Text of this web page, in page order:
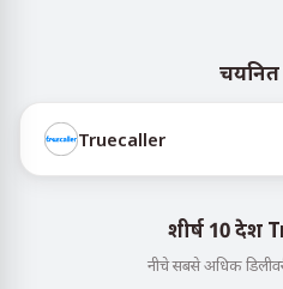
चयनित
Truecaller
शीर्ष 10 देश
नीचे सबसे अधिक